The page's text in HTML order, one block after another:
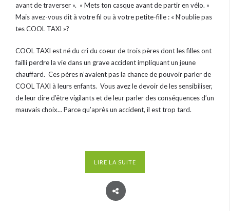
avant de traverser ». « Mets ton casque avant de partir en vélo. »
Mais avez-vous dit à votre fil ou à votre petite-fille : « N’oublie pas
tes COOL TAXI »?
COOL TAXI est né du cri du coeur de trois pères dont les filles ont
failli perdre la vie dans un grave accident impliquant un jeune
chauffard. Ces pères n’avaient pas la chance de pouvoir parler de
COOL TAXI à leurs enfants. Vous avez le devoir de les sensibiliser,
de leur dire d’être vigilants et de leur parler des conséquences d’un
mauvais choix… Parce qu’après un accident, il est trop tard.
LIRE LA SUITE